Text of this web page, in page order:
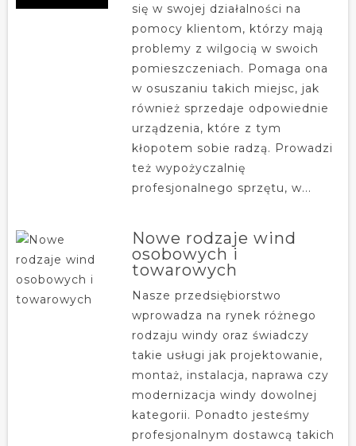
się w swojej działalności na
pomocy klientom, którzy mają
problemy z wilgocią w swoich
pomieszczeniach. Pomaga ona
w osuszaniu takich miejsc, jak
również sprzedaje odpowiednie
urządzenia, które z tym
kłopotem sobie radzą. Prowadzi
też wypożyczalnię
profesjonalnego sprzętu, w...
Nowe rodzaje wind
osobowych i
towarowych
Nasze przedsiębiorstwo
wprowadza na rynek różnego
rodzaju windy oraz świadczy
takie usługi jak projektowanie,
montaż, instalacja, naprawa czy
modernizacja windy dowolnej
kategorii. Ponadto jesteśmy
profesjonalnym dostawcą takich